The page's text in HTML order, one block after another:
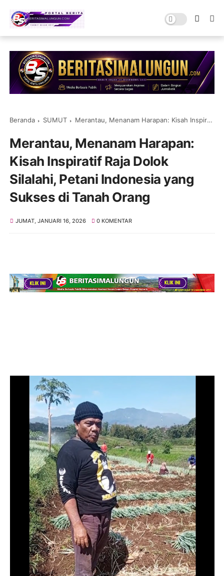
Beranda SUMUT Merantau, Menanam Harapan: Kisah Inspiratif Raja Dolok Silalahi, Petani Indonesia yang Sukses di Tanah Orang
Merantau, Menanam Harapan:
Kisah Inspiratif Raja Dolok
Silalahi, Petani Indonesia yang
Sukses di Tanah Orang
JUMAT, JANUARI 16, 2026 0 KOMENTAR